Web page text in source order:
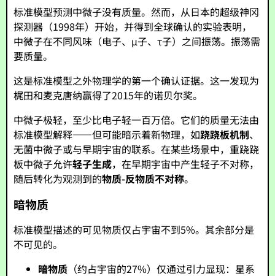
标准模型预测中微子没有质量。然而，从日本的超级神冈
探测器（1998年）开始，并得到全球确认的实验表明，
中微子在不同风味（电子、μ子、τ子）之间振荡。振荡需
要质量。
这是标准模型之外物理学的第一个确认证据。这一发现为
梶田和麦克唐纳赢得了2015年的诺贝尔奖。
中微子极轻，至少比电子轻一百万倍。它们的质量无法由
标准模型解释——但可能暗示着新物理，如跷跷板机制、
无菌中微子或与早期宇宙的联系。在某些场景中，重跷跷
板中微子允许轻子生成，在早期宇宙中产生轻子不对称，
随后转化为观测到的物质-反物质不对称。
暗物质
标准模型描述的可见物质仅占宇宙不到5%。其余部分是
不可见的。
暗物质 （约占宇宙的27%）仅通过引力显现：星系